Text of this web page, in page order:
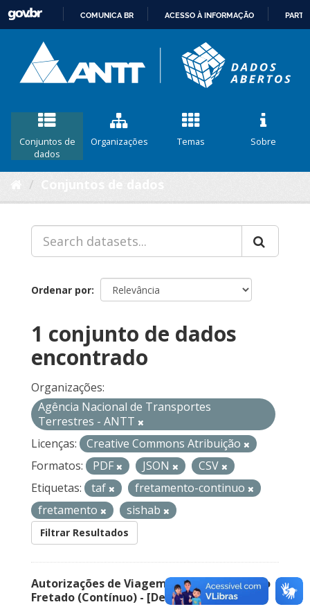
CONTEÚDO
COMUNICA BR ACESSO À INFORMAÇÃO
Conjuntos de
dados
Organizações Temas Sobre
Ordenar por
1 conjunto de dados
encontrado
Organizações:
Agência Nacional de Transportes
Terrestres - ANTT
Licenças:
Creative Commons Atribuição
Formatos:
PDF JSON
CSV
Etiquetas:
taf
fretamento-continuo
fretamento
sishab
Filtrar Resultados
Autorizações de Viagem Nacional – Serviço
Fretado (Contínuo) - [Descontinuado]